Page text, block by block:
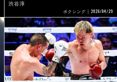
渋谷淳
ボクシング 2026/04/29